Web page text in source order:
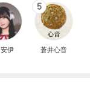
伊
5
蒼井心音